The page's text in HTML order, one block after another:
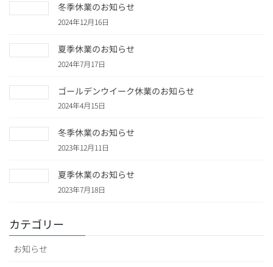
冬季休業のお知らせ
2024年12月16日
夏季休業のお知らせ
2024年7月17日
ゴールデンウイーク休業のお知らせ
2024年4月15日
冬季休業のお知らせ
2023年12月11日
夏季休業のお知らせ
2023年7月18日
カテゴリー
お知らせ